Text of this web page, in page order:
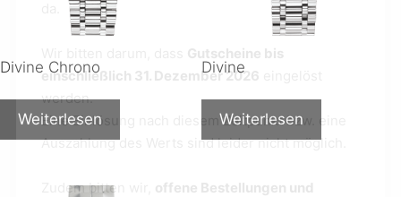
Divine Chrono
Weiterlesen
Divine
Weiterlesen
Gutscheine bis
einschließlich 31. Dezember 2026
werden.
Eine Einlösung nach diesem Zeitpunkt bzw. eine
Auszahlung des Werts sind leider nicht möglich.
Zudem bitten wir, offene Bestellungen und